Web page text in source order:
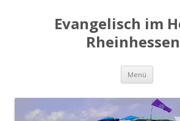
Evangelisch im
Menü Zum
springen